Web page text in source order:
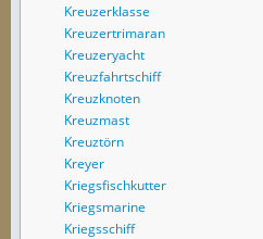
Kreuzerklasse
Kreuzertrimaran
Kreuzeryacht
Kreuzfahrtschiff
Kreuzknoten
Kreuzmast
Kreuztörn
Kreyer
Kriegsfischkutter
Kriegsmarine
Kriegsschiff